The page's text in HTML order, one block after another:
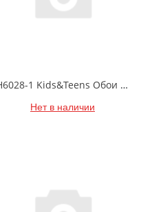
H6028-1 Kids&Teens Обои виниловые на бумажной основе Обои виниловые на бумажной основе 1.06*15.6
Нет в наличии